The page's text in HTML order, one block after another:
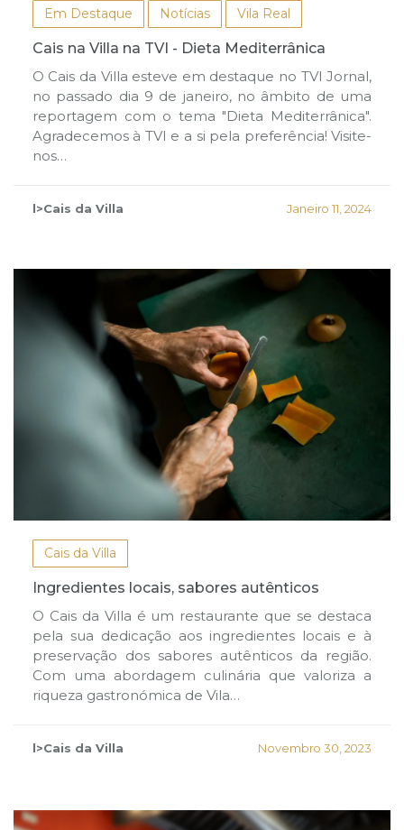
Em Destaque
Notícias Vila Real
Cais na Villa na TVI - Dieta Mediterrânica
O Cais da Villa esteve em destaque no TVI Jornal,
no passado dia 9 de janeiro, no âmbito de uma
reportagem com o tema "Dieta Mediterrânica".
Agradecemos à TVI e a si pela preferência! Visite-
nos…
l>Cais da Villa Janeiro 11, 2024
Cais da Villa
Ingredientes locais, sabores autênticos
O Cais da Villa é um restaurante que se destaca
pela sua dedicação aos ingredientes locais e à
preservação dos sabores autênticos da região.
Com uma abordagem culinária que valoriza a
riqueza gastronómica de Vila…
l>Cais da Villa Novembro 30, 2023